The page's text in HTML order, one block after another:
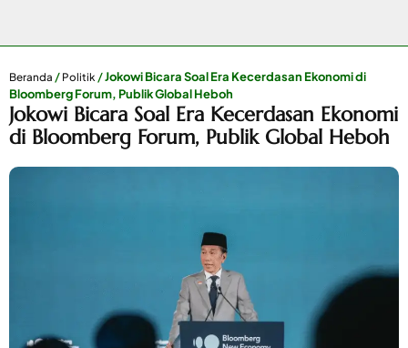
Beranda / Politik /Jokowi Bicara Soal Era Kecerdasan Ekonomi di
Bloomberg Forum, Publik Global Heboh
Jokowi Bicara Soal Era Kecerdasan Ekonomi
di Bloomberg Forum, Publik Global Heboh